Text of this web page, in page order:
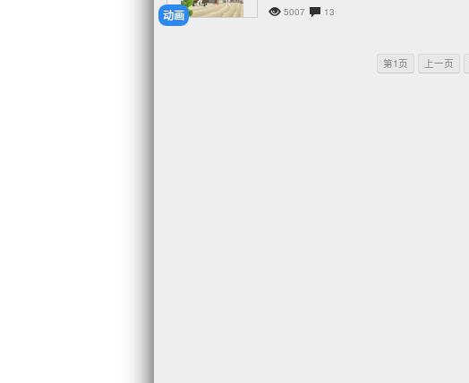
动画 5007 13
第1页 上一页